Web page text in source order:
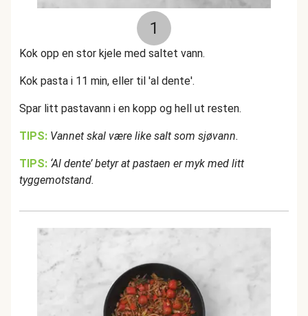
1
Kok opp en stor kjele med saltet vann.
Kok pasta i 11 min, eller til 'al dente'.
Spar litt pastavann i en kopp og hell ut resten.
TIPS: Vannet skal være like salt som sjøvann.
TIPS: ‘Al dente’ betyr at pastaen er myk med litt
tyggemotstand.